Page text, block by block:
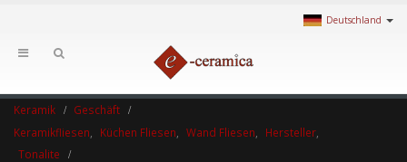
Deutschland
Keramik
Geschäft
Keramikfliesen
Küchen Fliesen Wand Fliesen Hersteller
Tonalite